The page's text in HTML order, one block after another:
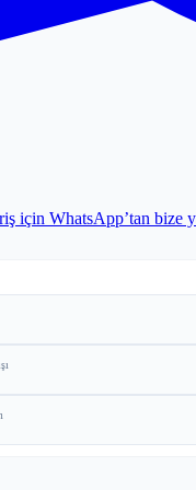
için WhatsApp’tan bize